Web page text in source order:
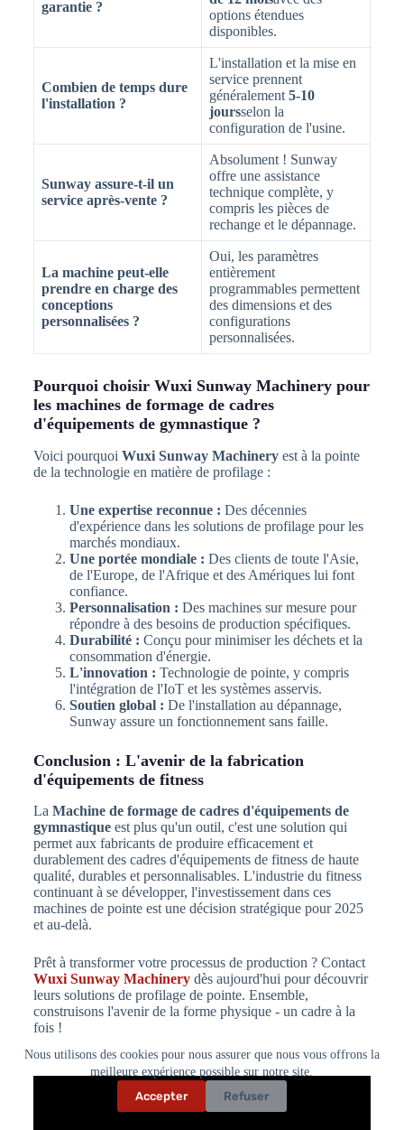
Nous utilisons des cookies pour nous assurer que nous vous offrons la
meilleure expérience possible sur notre site.
Accepter
Refuser
garantie ?
options étendues
disponibles.
Combien de temps dure
l'installation ?
L'installation et la mise en
service prennent
généralement5-10
joursselon la
configuration de l'usine.
Sunway assure-t-il un
service après-vente ?
Absolument ! Sunway
offre une assistance
technique complète, y
compris les pièces de
rechange et le dépannage.
La machine peut-elle
prendre en charge des
conceptions
personnalisées ?
Oui, les paramètres
entièrement
programmables permettent
des dimensions et des
configurations
personnalisées.
Pourquoi choisir Wuxi Sunway Machinery pour
les machines de formage de cadres
d'équipements de gymnastique ?
Voici pourquoi Wuxi Sunway Machineryest à la pointe
de la technologie en matière de profilage :
Une expertise reconnue : Des décennies
d'expérience dans les solutions de profilage pour les
marchés mondiaux.
Une portée mondiale : Des clients de toute l'Asie,
de l'Europe, de l'Afrique et des Amériques lui font
confiance.
Personnalisation : Des machines sur mesure pour
répondre à des besoins de production spécifiques.
Durabilité : Conçu pour minimiser les déchets et la
consommation d'énergie.
L'innovation : Technologie de pointe, y compris
l'intégration de l'IoT et les systèmes asservis.
Soutien global : De l'installation au dépannage,
Sunway assure un fonctionnement sans faille.
Conclusion : L'avenir de la fabrication
d'équipements de fitness
La Machine de formage de cadres d'équipements de
gymnastiqueest plus qu'un outil, c'est une solution qui
permet aux fabricants de produire efficacement et
durablement des cadres d'équipements de fitness de haute
qualité, durables et personnalisables. L'industrie du fitness
continuant à se développer, l'investissement dans ces
machines de pointe est une décision stratégique pour 2025
et au-delà.
Prêt à transformer votre processus de production ? Contact
Wuxi Sunway Machinerydès aujourd'hui pour découvrir
leurs solutions de profilage de pointe. Ensemble,
construisons l'avenir de la forme physique - un cadre à la
fois !